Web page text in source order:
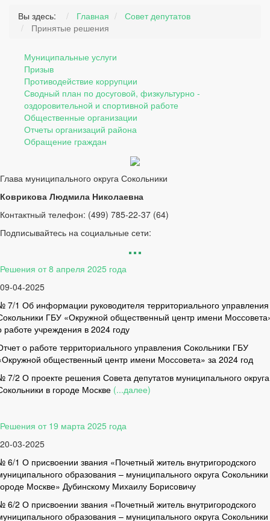
Вы здесь:
Главная
Совет депутатов
Принятые решения
Муниципальные услуги
Призыв
Противодействие коррупции
Сводный план по досуговой, физкультурно -
оздоровительной и спортивной работе
Общественные организации
Отчеты организаций района
Обращение граждан
Глава муниципального округа Сокольники
Коврикова Людмила Николаевна
Контактный телефон: (499) 785-22-37 (64)
Подписывайтесь на социальные сети:
Решения от 8 апреля 2025 года
09-04-2025
7/1 Об информации руководителя территориального управления
ГБУ «Окружной общественный центр имени
работе учреждения в 2024 году
о работе территориального управления Сокольники ГБУ
общественный центр имени Моссовета» за 2024 год
7/2 О проекте решения Совета депутатов муниципального округа
в городе Москве (...далее)
Решения от 19 марта 2025 года
20-03-2025
6/1 О присвоении звания «Почетный житель внутригородского
образования – муниципального округа Сокольники
Москве» Дубинскому Михаилу Борисовичу
6/2 О присвоении звания «Почетный житель внутригородского
образования – муниципального округа Сокольники